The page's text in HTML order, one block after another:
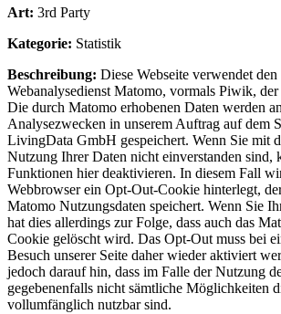
Art: 3rd Party
Kategorie: Statistik
Beschreibung: Diese Webseite verwendet
Webanalysedienst Matomo, vormals Piwik,
Die durch Matomo erhobenen Daten werden
Analysezwecken in unserem Auftrag auf dem
LivingData GmbH gespeichert. Wenn Sie mit
Nutzung Ihrer Daten nicht einverstanden sind,
Funktionen hier deaktivieren. In diesem Fall
Webbrowser ein Opt-Out-Cookie hinterlegt,
Matomo Nutzungsdaten speichert. Wenn Sie
hat dies allerdings zur Folge, dass auch das
Cookie gelöscht wird. Das Opt-Out muss bei
Besuch unserer Seite daher wieder aktiviert
jedoch darauf hin, dass im Falle der Nutzung
gegebenenfalls nicht sämtliche Möglichkeiten
vollumfänglich nutzbar sind.